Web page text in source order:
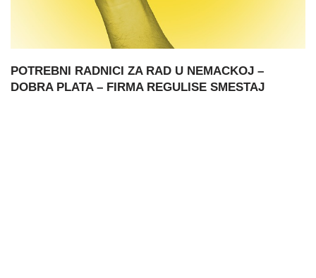
POTREBNI RADNICI ZA RAD U NEMACKOJ –
DOBRA PLATA – FIRMA REGULISE SMESTAJ